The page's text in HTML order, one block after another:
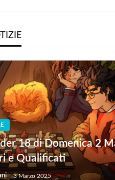
18 di Domenica 2
e Qualificati
3 Marzo 2025